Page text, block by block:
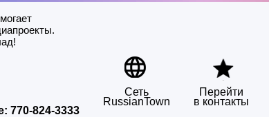
770-824-3333
Сеть
RussianTown
Перейти
в контакты